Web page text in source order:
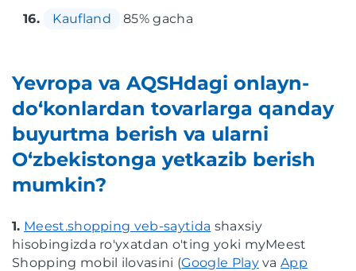
16. Kaufland 85% gacha
Yevropa va AQSHdagi onlayn-
do‘konlardan tovarlarga qanday
buyurtma berish va ularni
O‘zbekistonga yetkazib berish
mumkin?
1. Meest.shopping veb-saytida shaxsiy
hisobingizda ro'yxatdan o'ting yoki myMeest
Shopping mobil ilovasini (Google PlayvaApp